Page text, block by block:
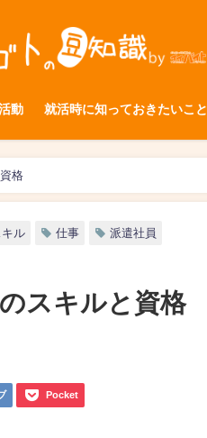
動 就活時に知っておきたいこと
格
キル 仕事 派遣社員
スキルと資格
Pocket